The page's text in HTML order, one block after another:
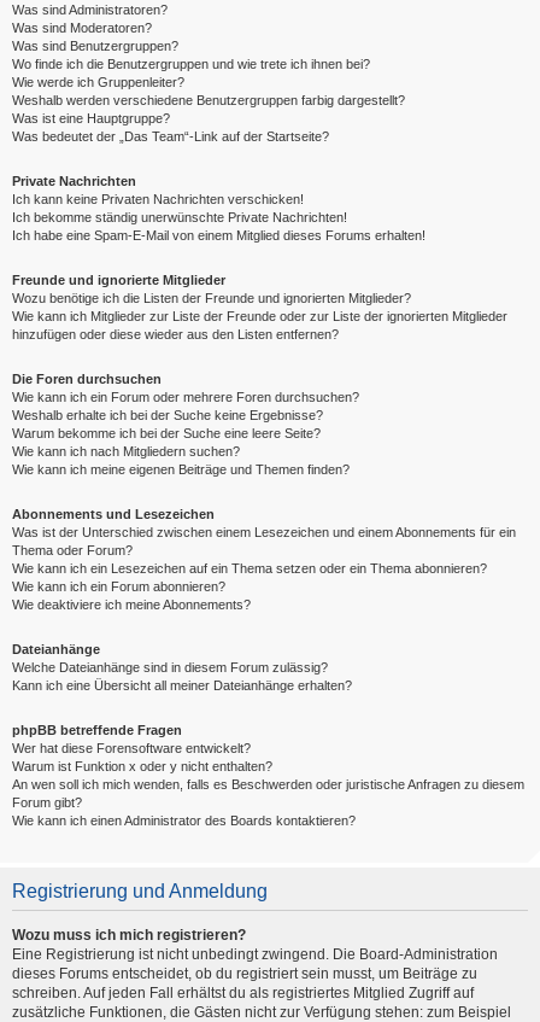
Was sind Administratoren?
Was sind Moderatoren?
Was sind Benutzergruppen?
Wo finde ich die Benutzergruppen und wie trete ich ihnen bei?
Wie werde ich Gruppenleiter?
Weshalb werden verschiedene Benutzergruppen farbig dargestellt?
Was ist eine Hauptgruppe?
Was bedeutet der „Das Team“-Link auf der Startseite?
Private Nachrichten
Ich kann keine Privaten Nachrichten verschicken!
Ich bekomme ständig unerwünschte Private Nachrichten!
Ich habe eine Spam-E-Mail von einem Mitglied dieses Forums erhalten!
Freunde und ignorierte Mitglieder
Wozu benötige ich die Listen der Freunde und ignorierten Mitglieder?
Wie kann ich Mitglieder zur Liste der Freunde oder zur Liste der ignorierten Mitglieder
hinzufügen oder diese wieder aus den Listen entfernen?
Die Foren durchsuchen
Wie kann ich ein Forum oder mehrere Foren durchsuchen?
Weshalb erhalte ich bei der Suche keine Ergebnisse?
Warum bekomme ich bei der Suche eine leere Seite?
Wie kann ich nach Mitgliedern suchen?
Wie kann ich meine eigenen Beiträge und Themen finden?
Abonnements und Lesezeichen
Was ist der Unterschied zwischen einem Lesezeichen und einem Abonnements für ein
Thema oder Forum?
Wie kann ich ein Lesezeichen auf ein Thema setzen oder ein Thema abonnieren?
Wie kann ich ein Forum abonnieren?
Wie deaktiviere ich meine Abonnements?
Dateianhänge
Welche Dateianhänge sind in diesem Forum zulässig?
Kann ich eine Übersicht all meiner Dateianhänge erhalten?
phpBB betreffende Fragen
Wer hat diese Forensoftware entwickelt?
Warum ist Funktion x oder y nicht enthalten?
An wen soll ich mich wenden, falls es Beschwerden oder juristische Anfragen zu diesem
Forum gibt?
Wie kann ich einen Administrator des Boards kontaktieren?
Registrierung und Anmeldung
Wozu muss ich mich registrieren?
Eine Registrierung ist nicht unbedingt zwingend. Die Board-Administration
dieses Forums entscheidet, ob du registriert sein musst, um Beiträge zu
schreiben. Auf jeden Fall erhältst du als registriertes Mitglied Zugriff auf
zusätzliche Funktionen, die Gästen nicht zur Verfügung stehen: zum Beispiel